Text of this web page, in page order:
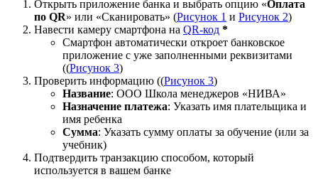
Открыть приложение банка и выбрать опцию «Оплата
по QR» или «Сканировать» (Рисунок 1 и Рисунок 2)
Навести камеру смартфона на QR-код *
Смартфон автоматически откроет банковское
приложение с уже заполненными реквизитами
((Рисунок 3)
Проверить информацию ((Рисунок 3)
Название: ООО Школа менеджеров «НИВА»
Назначение платежа: Указать имя плательщика и
имя ребенка
Сумма: Указать сумму оплаты за обучение (или за
учебник)
Подтвердить транзакцию способом, который
используется в вашем банке